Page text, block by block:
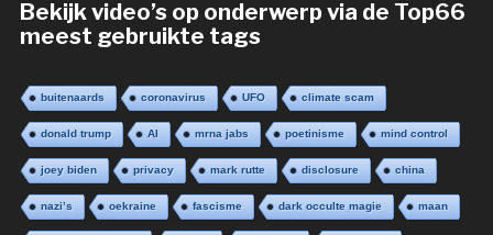
Bekijk video’s op onderwerp via de Top66
meest gebruikte tags
buitenaards coronavirus UFO climate scam
donald trump AI mrna jabs poetinisme mind control
joey biden privacy mark rutte disclosure china
nazi’s oekraine fascisme dark occulte magie maan